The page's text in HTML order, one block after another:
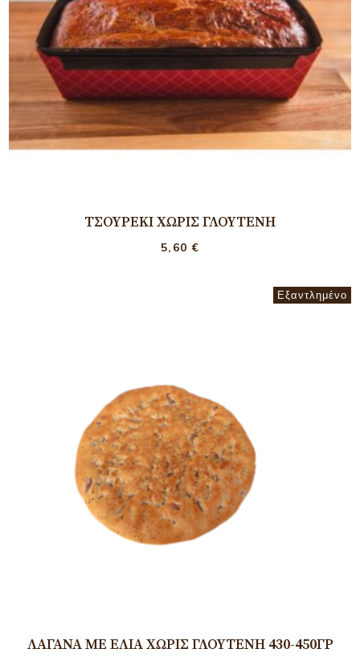
ΤΣΟΥΡΈΚΙ ΧΩΡΊΣ ΓΛΟΥΤΈΝΗ
5,60€
Εξαντλημένο
ΛΑΓΆΝΑ ΜΕ ΕΛΙΆ ΧΩΡΊΣ ΓΛΟΥΤΈΝΗ 430-450ΓΡ